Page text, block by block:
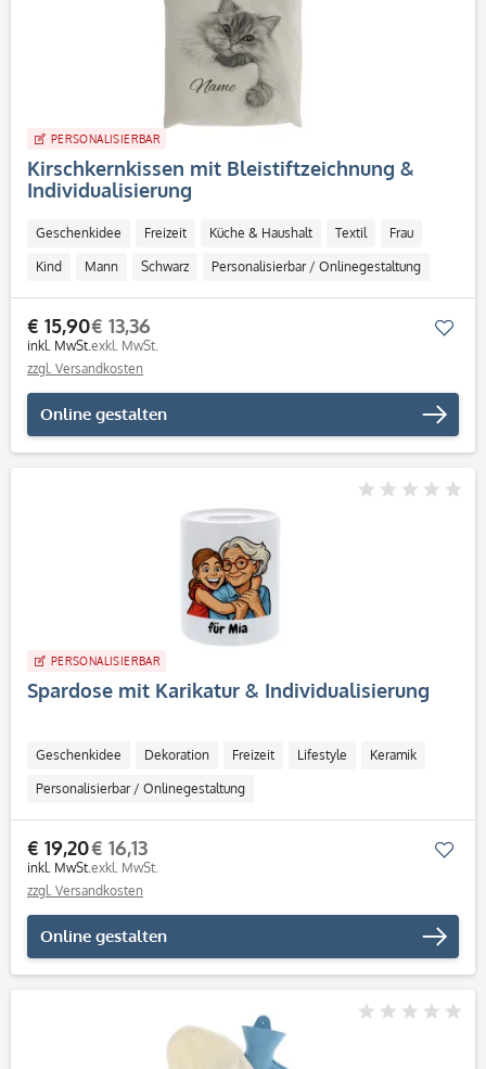
PERSONALISIERBAR
Kirschkernkissen mit Bleistiftzeichnung &
Individualisierung
Geschenkidee Freizeit Küche & Haushalt Textil Frau
Kind Mann Schwarz Personalisierbar / Onlinegestaltung
€ 15,90
inkl. MwSt.
€ 13,36
exkl. MwSt.
zzgl. Versandkosten
Online gestalten
PERSONALISIERBAR
Spardose mit Karikatur & Individualisierung
Geschenkidee Dekoration Freizeit Lifestyle Keramik
Personalisierbar / Onlinegestaltung
€ 19,20
inkl. MwSt.
€ 16,13
exkl. MwSt.
zzgl. Versandkosten
Online gestalten